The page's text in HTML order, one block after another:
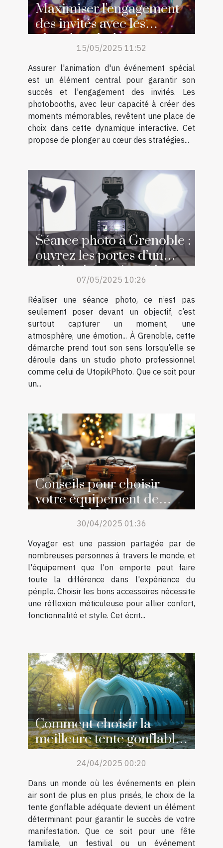
Maximiser l'engagement
des invités avec les
photobooths lors
d'événements spéciaux
15/05/2025 11:52
Assurer l'animation d'un événement spécial
est un élément central pour garantir son
succès et l'engagement des invités. Les
photobooths, avec leur capacité à créer des
moments mémorables, revêtent une place de
choix dans cette dynamique interactive. Cet
propose de plonger au cœur des stratégies...
Séance photo à Grenoble :
ouvrez les portes d’un
studio photo réputé !
07/05/2025 10:26
Réaliser une séance photo, ce n’est pas
seulement poser devant un objectif, c’est
surtout capturer un moment, une
atmosphère, une émotion... À Grenoble, cette
démarche prend tout son sens lorsqu’elle se
déroule dans un studio photo professionnel
comme celui de UtopikPhoto. Que ce soit pour
un...
Conseils pour choisir
votre équipement de
voyage idéal
30/04/2025 01:36
Voyager est une passion partagée par de
nombreuses personnes à travers le monde, et
l'équipement que l'on emporte peut faire
toute la différence dans l'expérience du
périple. Choisir les bons accessoires nécessite
une réflexion méticuleuse pour allier confort,
fonctionnalité et style. Cet écrit...
Comment choisir la
meilleure tente gonflable
pour votre événement
24/04/2025 00:20
Dans un monde où les événements en plein
air sont de plus en plus prisés, le choix de la
tente gonflable adéquate devient un élément
déterminant pour garantir le succès de votre
manifestation. Que ce soit pour une fête
familiale, un festival ou un événement